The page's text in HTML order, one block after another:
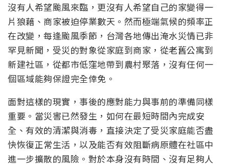
沒有人希望颱風來臨，更沒有人希望自己的家變得一
片狼藉、商家被迫停業數天。然而極端氣候的頻率正
在改變，每逢颱風季節，台灣各地傳出淹水災情已非
罕見新聞，受災的對象從家庭到商家，從老舊公寓到
新建社區，從都市低窪地帶到農村聚落，沒有任何一
個區域能夠保證完全倖免。
面對這樣的現實，事後的應對能力與事前的準備同樣
重要。當災害已然發生，如何在最短時間內完成安
全、有效的清潔與消毒，直接決定了受災家庭能否盡
快恢復正常生活，以及能否有效阻斷病原體在社區中
進一步擴散的風險。對於本身沒有時間、沒有足夠人